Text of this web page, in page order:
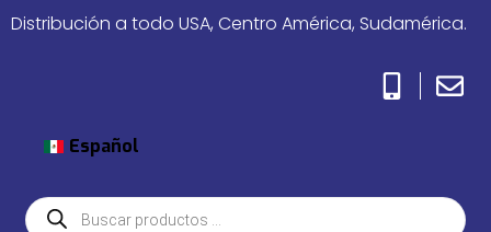
Distribución a todo USA, Centro América, Sudamérica.
Español